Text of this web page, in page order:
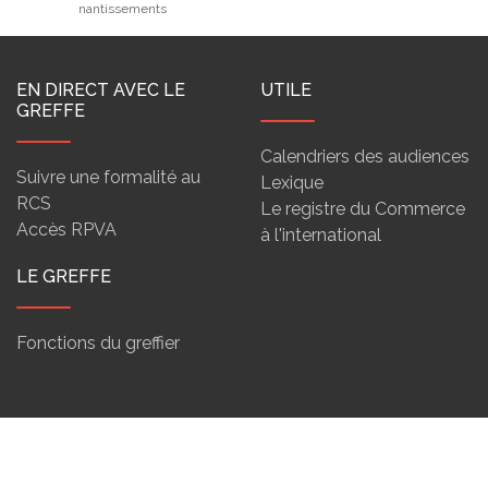
nantissements
EN DIRECT AVEC LE
GREFFE
Suivre une formalité au
RCS
Accès RPVA
UTILE
Calendriers des audiences
Lexique
Le registre du Commerce
à l'international
LE GREFFE
Fonctions du greffier